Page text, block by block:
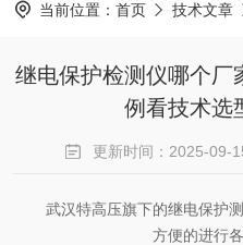
当前位置： 首页 技术文章
继电保护检测仪哪个厂
例看技术选
更新时间：2025-09-
武汉特高压旗下的继电保护
方便的进行